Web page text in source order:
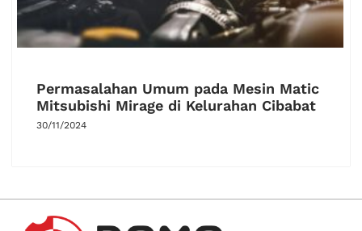
Permasalahan Umum pada Mesin Matic
Mitsubishi Mirage di Kelurahan Cibabat
30/11/2024